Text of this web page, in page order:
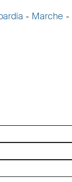
- Marche -